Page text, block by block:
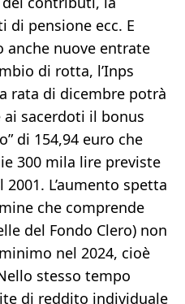
pensione ecc. E
anche nuove entrate
di rotta, l’Inps
rata di dicembre potrà
sacerdoti il bonus
di 154,94 euro che
300 mila lire previste
L’aumento spetta
che comprende
del Fondo Clero) non
nel 2024, cioè
stesso tempo
di reddito individuale